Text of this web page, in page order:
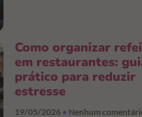
Como organizar
em restaurantes:
prático para reduzir
estresse
19/05/2026 Nenhum